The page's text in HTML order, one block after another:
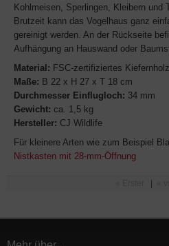
Kohlmeisen, Sperlingen, Kleibern und
Brutzeit kann das Vogelhaus ganz
gereinigt werden. An der Rückseite
Aufhängung an Hauswand oder
Material: FSC-zertifiziertes
Maße: B 22 x H 27 x T 18 cm
Durchmesser Einflugloch: 34 mm
Gewicht: ca. 1,5 kg
Hersteller: CJ Wildlife
Für kleinere Arten wie zum Beispiel
Nistkasten mit 28-mm-Öffnung